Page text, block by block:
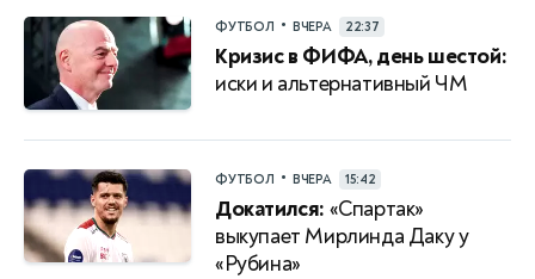
ФУТБОЛ • ВЧЕРА 22:37
Кризис в ФИФА, день шестой:
иски и альтернативный ЧМ
ФУТБОЛ • ВЧЕРА 15:42
Докатился: «Спартак»
выкупает Мирлинда Даку у
«Рубина»